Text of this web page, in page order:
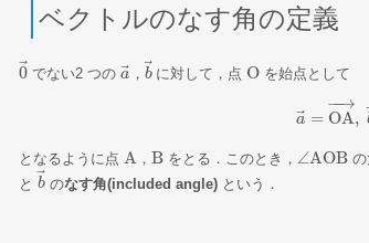
ベクトルのなす角の定義
0⃗
0→でない2 つのa ， b⃗
a→ ，b→
に対して，点 O
O を始点として
a = OA
−→
−
,
a→= OA→
となるように点 A ， B
A， B をとる．このとき， ∠AOB
∠AOB
と b
b →
のなす角(included angle) という．